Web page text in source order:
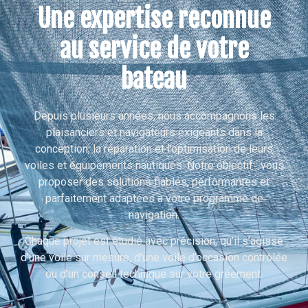
Une expertise reconnue
au service de votre
bateau
Depuis plusieurs années, nous accompagnons les
plaisanciers et navigateurs exigeants dans la
conception, la réparation et l’optimisation de leurs
voiles et équipements nautiques. Notre objectif : vous
proposer des solutions fiables, performantes et
parfaitement adaptées à votre programme de
navigation.
Chaque projet est étudié avec précision, qu’il s’agisse
d’une voile sur mesure, d’une voile d’occasion contrôlée
ou d’un conseil technique sur votre gréement.